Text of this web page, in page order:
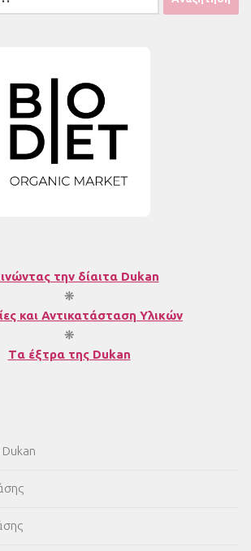
την δίαιτα Dukan
❋
και Αντικατάσταση Υλικών
❋
Tα έξτρα της Dukan
Dukan